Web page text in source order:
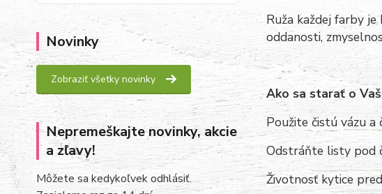
Novinky
Zobraziť všetky novinky
Nepremeškajte novinky, akcie
a zľavy!
Môžete sa kedykoľvek odhlásiť.
Ruža každej farby je
oddanosti,
Ako sa starať o
Použite čistú vázu a
Odstráňte listy pod
Životnosť kytice